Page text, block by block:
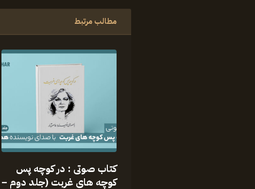
مطالب مرتبط
کتاب صوتی : در کوچه پس
کوچه های غربت (جلد دوم –